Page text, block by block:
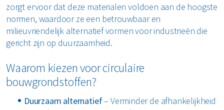
zorgt ervoor dat deze materialen voldoen aan de hoogste
normen, waardoor ze een betrouwbaar en
milieuvriendelijk alternatief vormen voor industrieën die
gericht zijn op duurzaamheid.
Waarom kiezen voor circulaire
bouwgrondstoffen?
Duurzaam alternatief– Verminder de afhankelijkheid